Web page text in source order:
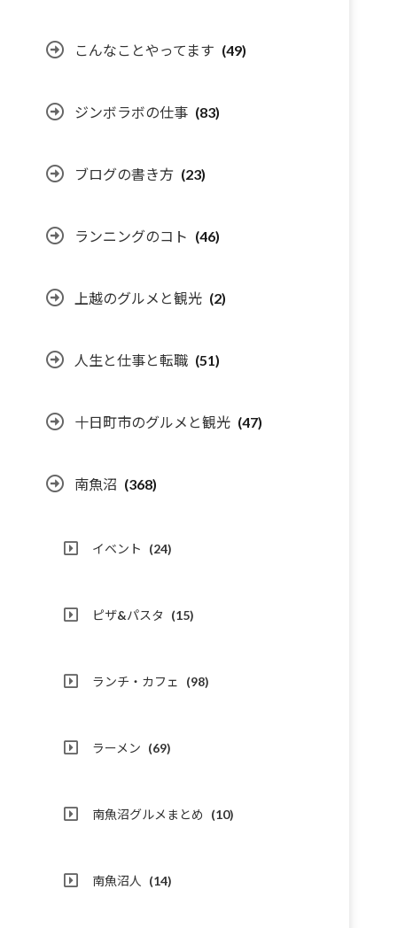
こんなことやってます (49)
ジンボラボの仕事 (83)
ブログの書き方 (23)
ランニングのコト (46)
上越のグルメと観光 (2)
人生と仕事と転職 (51)
十日町市のグルメと観光 (47)
南魚沼 (368)
イベント (24)
ピザ&パスタ (15)
ランチ・カフェ (98)
ラーメン (69)
南魚沼グルメまとめ (10)
南魚沼人 (14)